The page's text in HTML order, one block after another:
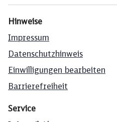
Hinweise
Impressum
Datenschutzhinweis
Einwilligungen bearbeiten
Barrierefreiheit
Service